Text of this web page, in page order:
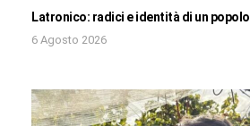
Latronico: radici e identità di un popolo
6 Agosto 2026